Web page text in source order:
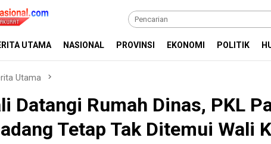
UTAMA NASIONAL PROVINSI EKONOMI POLITIK
Utama
Datangi Rumah Dinas, PKL
Tetap Tak Ditemui Wali